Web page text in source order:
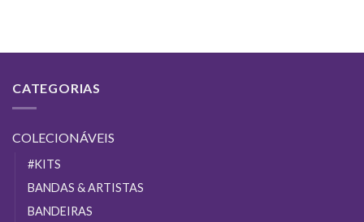
várias
As
ser
página
CATEGORIAS
COLECIONÁVEIS
#KITS
BANDAS & ARTISTAS
BANDEIRAS